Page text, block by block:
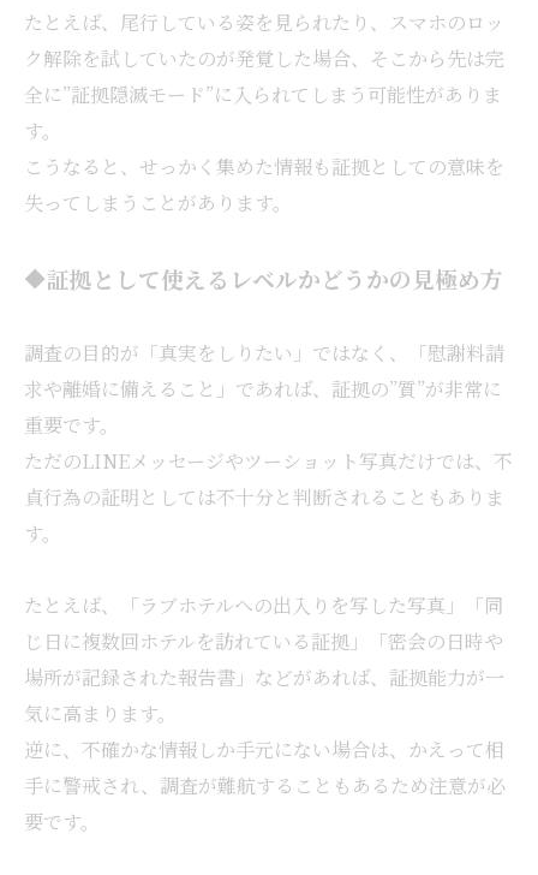
たとえば、尾行している姿を見られたり、スマホのロッ
ク解除を試していたのが発覚した場合、そこから先は完
全に”証拠隠滅モード”に入られてしまう可能性がありま
す。
こうなると、せっかく集めた情報も証拠としての意味を
失ってしまうことがあります。
🔶証拠として使えるレベルかどうかの見極め方
調査の目的が「真実をしりたい」ではなく、「慰謝料請
求や離婚に備えること」であれば、証拠の”質”が非常に
重要です。
ただのLINEメッセージやツーショット写真だけでは、不
貞行為の証明としては不十分と判断されることもありま
す。
たとえば、「ラブホテルへの出入りを写した写真」「同
じ日に複数回ホテルを訪れている証拠」「密会の日時や
場所が記録された報告書」などがあれば、証拠能力が一
気に高まります。
逆に、不確かな情報しか手元にない場合は、かえって相
手に警戒され、調査が難航することもあるため注意が必
要です。